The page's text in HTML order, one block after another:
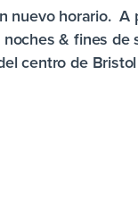
nuevo horario.
& fines
centro de